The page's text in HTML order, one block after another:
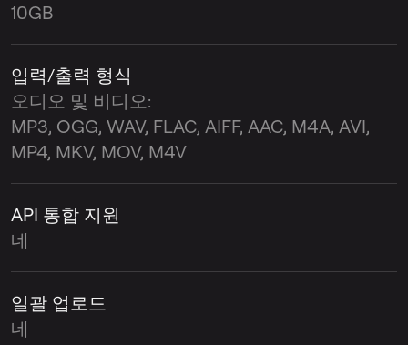
10GB
입력/출력 형식
오디오 및 비디오:
MP3, OGG, WAV, FLAC, AIFF, AAC, M4A, AVI,
MP4, MKV, MOV, M4V
API 통합 지원
네
일괄 업로드
네